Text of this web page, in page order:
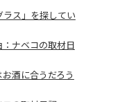
ス」を探してい
ナベコの取材日
酒に合うだろう